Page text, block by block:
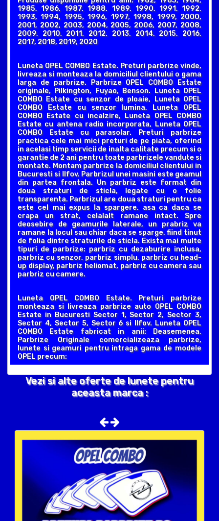
1985, 1986, 1987, 1988, 1989, 1990, 1991, 1992,
1993, 1994, 1995, 1996, 1997, 1998, 1999, 2000,
2001, 2002, 2003, 2004, 2005, 2006, 2007, 2008,
2009, 2010, 2011, 2012, 2013, 2014, 2015, 2016,
2017, 2018, 2019, 2020
Luneta OPEL COMBO Estate. Preturi parbrize vinde,
livreaza si monteaza la domiciliul clientului o gama
larga de parbrize. Parbrize OPEL COMBO Estate
originale, Pilkington, Fuyao, Benson. Luneta OPEL
COMBO Estate cu senzor de ploaie, Luneta OPEL
COMBO Estate cu senzor lumina, Luneta OPEL
COMBO Estate cu incalzire, Luneta OPEL COMBO
Estate cu antena radio incorporata, Luneta OPEL
COMBO Estate cu parasolar. Preturi parbrize
practica cele mai mici preturi de pe piata, oferind
in acelasi timp servicii de inalta calitate precum si o
garantie de 2 ani pentru toate parbrizele vandute si
montate. Montam parbrize la domiciliul clientului in
Bucuresti si Ilfov. Parbrizul unei masini este geamul
din partea frontala. Un parbriz este format din
doua straturi de sticla, legate cu o folie
transparenta. Parbrizul are doua straturi pentru ca
este cel mai expus la spargere, asa ca daca se
crapa un strat, celalalt ramane intact. Spre
deosebire de geamurile laterale, un prabriz va
ramane la locul sau chiar daca se sparge, fiind tinut
de folia dintre straturile de sticla. Exista mai multe
tipuri de parbrize: parbriz cu dezaburire inclusa,
parbriz cu senzor, parbriz simplu, parbriz cu head-
up display, parbriz heliomat, parbriz cu camera sau
parbriz cu camere.
Luneta OPEL COMBO Estate. Preturi parbrize
monteaza si livreaza parbrize auto OPEL COMBO
Estate in Bucuresti Sector 1, Sector 2, Sector 3,
Sector 4, Sector 5, Sector 6 si Ilfov. Luneta OPEL
COMBO Estate fabricat in anii: Deasemenea,
Parbrize Originale comercializeaza parbrize,
lunete si geamuri pentru intraga gama de modele
OPEL precum:
Vezi si alte oferte de lunete pentru
aceasta marca :